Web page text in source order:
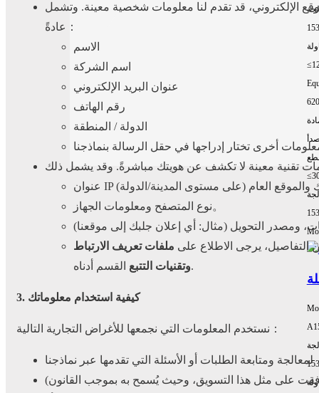
الإلكتروني، قد تقدم لنا معلومات شخصية معينة. وتشمل
عادةً：
الاسم
اسم الشركة
عنوان البريد الإلكتروني
رقم الهاتف
الدولة / المنطقة
نوع المتصفح ومعلومات الجهاز。
التفاصيل، يرجى الاطلاع على ملفات تعريف الارتباط
وتقنيات التتبعالقسم أدناه.
3. كيفية استخدام معلوماتك
نستخدم المعلومات التي نجمعها للأغراض التجارية التالية：